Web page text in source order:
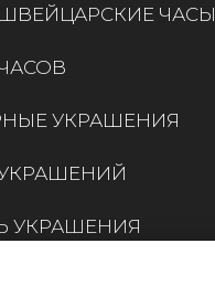
ЧАСЫ
УКРАШЕНИЯ
УКРАШЕНИЯ